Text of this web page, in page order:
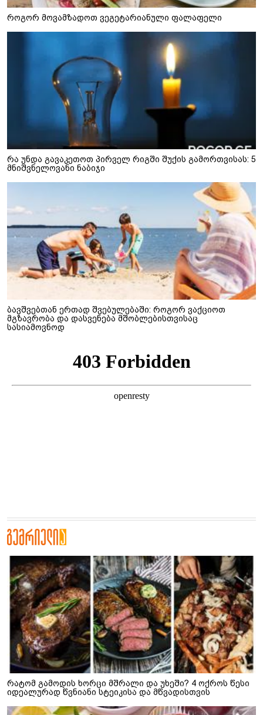
როგორ მოვამზადოთ ვეგეტარიანული ფალაფელი
რა უნდა გავაკეთოთ პირველ რიგში შუქის გამორთვისას: 5
მნიშვნელოვანი ნაბიჯი
ბავშვებთან ერთად შვებულებაში: როგორ ვაქციოთ
მგზავრობა და დასვენება მშობლებისთვისაც
სასიამოვნოდ
რატომ გამოდის ხორცი მშრალი და უხეში? 4 ოქროს წესი
იდეალურად წვნიანი სტეიკისა და მწვადისთვის